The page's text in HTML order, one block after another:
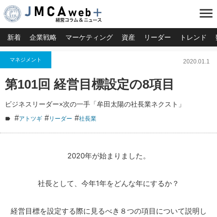
menu
新着 企業戦略 マーケティング 資産 リーダー トレンド
マネジメント 2020.01.1
第101回 経営目標設定の8項目
ビジネスリーダー×次の一手「牟田太陽の社長業ネクスト」
#アトツギ #リーダー #社長業
2020年が始まりました。
社長として、今年1年をどんな年にするか？
経営目標を設定する際に見るべき８つの項目について説明し